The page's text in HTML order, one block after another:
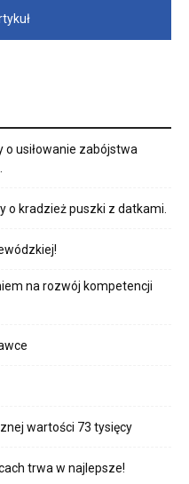
usiłowanie zabójstwa
o kradzież puszki z datkami.
na rozwój kompetencji
wartości 73 tysięcy
trwa w najlepsze!